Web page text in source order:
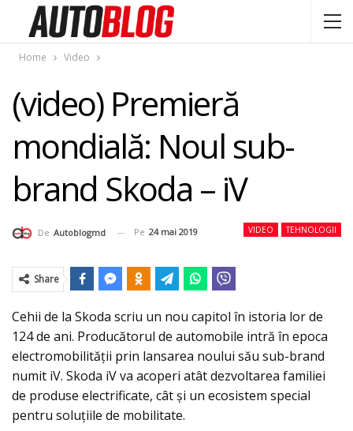
Home Video
(video) Premieră
mondială: Noul sub-
brand Skoda – iV
VIDEO TEHNOLOGII
De Autoblogmd Pe 24 mai 2019
Share
Cehii de la Skoda scriu un nou capitol în istoria lor de
124 de ani. Producătorul de automobile intră în epoca
electromobilității prin lansarea noului său sub-brand
numit iV. Skoda iV va acoperi atât dezvoltarea familiei
de produse electrificate, cât și un ecosistem special
pentru soluțiile de mobilitate.